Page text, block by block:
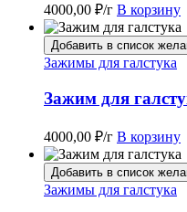
4000,00 ₽/г В корзину
Добавить в список
Зажимы для галстука
Зажим для
4000,00 ₽/г В корзину
Добавить в список
Зажимы для галстука